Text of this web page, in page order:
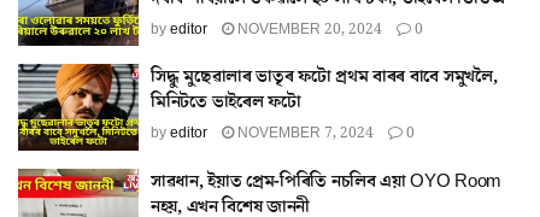
byeditor NOVEMBER 20, 2024 0
সিদ্ধু মুছেৱালাৰ ভাতৃৰ ফটো প্ৰথম বাৰৰ বাবে সমুখলৈ,
মিনিটতে ভাইৰেল ফটো
byeditor NOVEMBER 7, 2024 0
সাৱধান, ইয়াত প্ৰেম-পিৰিতি নচলিব এয়া OYO Room
নহয়, এখন বিশেষ জাননী